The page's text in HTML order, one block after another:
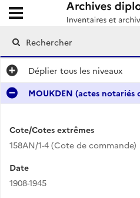
Archives diplomatiques
Ouvrir le menu déroulant
Déplier tous les niveaux
MOUKDEN (actes notariés
Cote/Cotes extrêmes
158AN/1-4 (Cote de commande)
Date
1908-1945